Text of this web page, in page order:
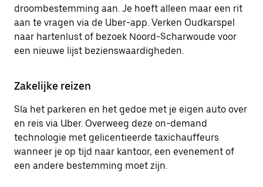
droombestemming aan. Je hoeft alleen maar een rit
aan te vragen via de Uber-app. Verken Oudkarspel
naar hartenlust of bezoek Noord-Scharwoude voor
een nieuwe lijst bezienswaardigheden.
Zakelijke reizen
Sla het parkeren en het gedoe met je eigen auto over
en reis via Uber. Overweeg deze on-demand
technologie met gelicentieerde taxichauffeurs
wanneer je op tijd naar kantoor, een evenement of
een andere bestemming moet zijn.